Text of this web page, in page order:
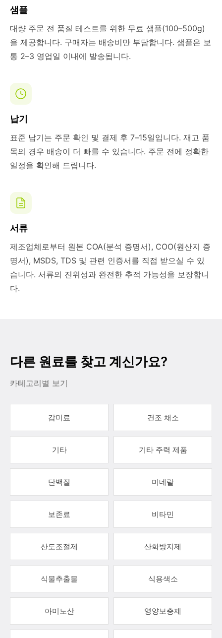
샘플
대량 주문 전 품질 테스트를 위한 무료 샘플(100–500g)
을 제공합니다. 구매자는 배송비만 부담합니다. 샘플은 보
통 2–3 영업일 이내에 발송됩니다.
납기
표준 납기는 주문 확인 및 결제 후 7–15일입니다. 재고 품
목의 경우 배송이 더 빠를 수 있습니다. 주문 전에 정확한
일정을 확인해 드립니다.
서류
제조업체로부터 원본 COA(분석 증명서), COO(원산지 증
명서), MSDS, TDS 및 관련 인증서를 직접 받으실 수 있
습니다. 서류의 진위성과 완전한 추적 가능성을 보장합니
다.
다른 원료를 찾고 계신가요?
카테고리별 보기
감미료 건조 채소
기타 기타 주력 제품
단백질 미네랄
보존료 비타민
산도조절제 산화방지제
식물추출물 식용색소
아미노산 영양보충제